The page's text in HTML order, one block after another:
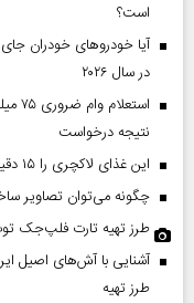
است؟
آیا خودروهای خودران
در سال ۲۰۲۶
نتیجه درخواست
این غذای لاکچری را ۱۵ دقیقه‌ای آماده کنید
چگونه می‌توان تصاویر
طرز تهیه تارت فلپ‌جک
آشنایی با آش‌های اصیل
طرز تهیه